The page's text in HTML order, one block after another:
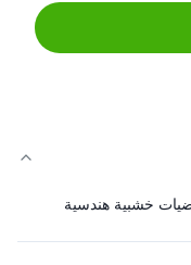
خشبية هندسية